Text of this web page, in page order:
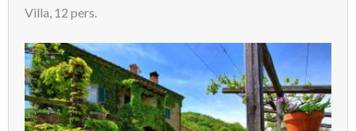
Villa, 12 pers.